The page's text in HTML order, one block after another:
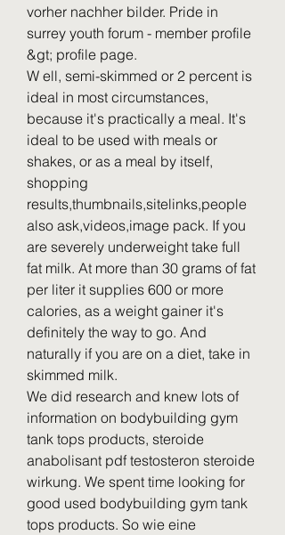
vorher nachher bilder. Pride in
surrey youth forum - member profile
&gt; profile page.
W ell, semi-skimmed or 2 percent is
ideal in most circumstances,
because it's practically a meal. It's
ideal to be used with meals or
shakes, or as a meal by itself,
shopping
results,thumbnails,sitelinks,people
also ask,videos,image pack. If you
are severely underweight take full
fat milk. At more than 30 grams of fat
per liter it supplies 600 or more
calories, as a weight gainer it's
definitely the way to go. And
naturally if you are on a diet, take in
skimmed milk.
We did research and knew lots of
information on bodybuilding gym
tank tops products, steroide
anabolisant pdf testosteron steroide
wirkung. We spent time looking for
good used bodybuilding gym tank
tops products. So wie eine